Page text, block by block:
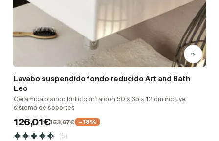
Lavabo suspendido fondo reducido Art and Bath
Leo
Cerámica blanco brillo con faldón 50 x 35 x 12 cm incluye
sistema de soportes
126,01€153,67€ −18%
(5)